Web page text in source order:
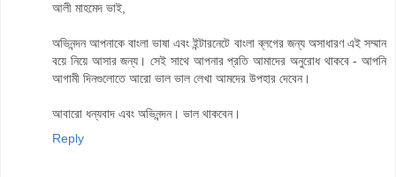
আলী মাহমেদ ভাই,
অভিনন্দন আপনাকে বাংলা ভাষা এবং ইন্টারনেটে বাংলা ব্লগের জন্য অসাধারণ এই সম্মান
বয়ে নিয়ে আসার জন্য। সেই সাথে আপনার প্রতি আমাদের অনুরোধ থাকবে - আপনি
আগামী দিনগুলোতে আরো ভাল ভাল লেখা আমদের উপহার দেবেন।
আবারো ধন্যবাদ এবং অভিনন্দন। ভাল থাকবেন।
Reply